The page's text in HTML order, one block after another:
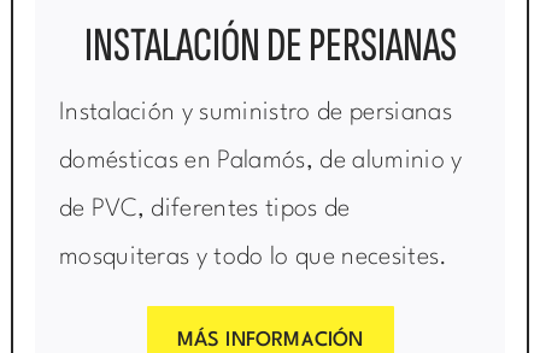
INSTALACIÓN DE PERSIANAS
Instalación y suministro de persianas
domésticas en Palamós, de aluminio y
de PVC, diferentes tipos de
mosquiteras y todo lo que necesites.
MÁS INFORMACIÓN